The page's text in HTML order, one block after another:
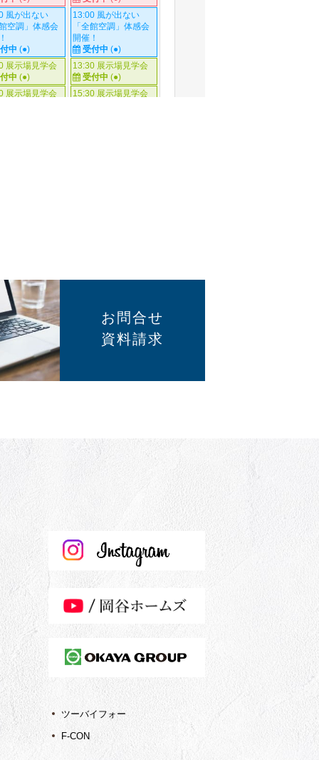
お問合せ
資料請求
ツーバイフォー
F-CON